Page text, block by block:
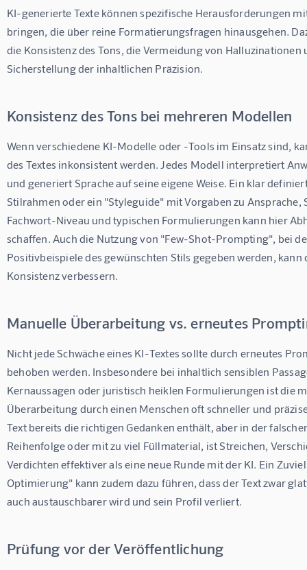
KI-generierte Texte können spezifische Herausforderungen
bringen, die über reine Formatierungsfragen hinausgehen.
die Konsistenz des Tons, die Vermeidung von Halluzinationen
Sicherstellung der inhaltlichen Präzision.
Konsistenz des Tons bei mehreren Modellen
Wenn verschiedene KI-Modelle oder -Tools im Einsatz sind,
des Textes inkonsistent werden. Jedes Modell interpretiert
und generiert Sprache auf seine eigene Weise. Ein klar
Stilrahmen oder ein "Styleguide" mit Vorgaben zu Ansprache,
Fachwort-Niveau und typischen Formulierungen kann hier
schaffen. Auch die Nutzung von "Few-Shot-Prompting", bei
Positivbeispiele des gewünschten Stils gegeben werden, kann
Konsistenz verbessern.
Manuelle Überarbeitung vs. erneutes
Nicht jede Schwäche eines KI-Textes sollte durch erneutes
behoben werden. Insbesondere bei inhaltlich sensiblen
Kernaussagen oder juristisch heiklen Formulierungen ist die
Überarbeitung durch einen Menschen oft schneller und
Text bereits die richtigen Gedanken enthält, aber in der
Reihenfolge oder mit zu viel Füllmaterial, ist Streichen,
Verdichten effektiver als eine neue Runde mit der KI. Ein
Optimierung" kann zudem dazu führen, dass der Text zwar
auch austauschbarer wird und sein Profil verliert.
Prüfung vor der Veröffentlichung